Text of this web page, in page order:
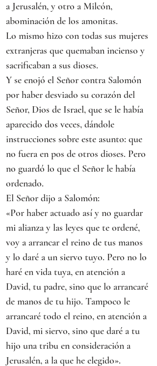
a Jerusalén, y otro a Milcón,
abominación de los amonitas.
Lo mismo hizo con todas sus mujeres
extranjeras que quemaban incienso y
sacrificaban a sus dioses.
Y se enojó el Señor contra Salomón
por haber desviado su corazón del
Señor, Dios de Israel, que se le había
aparecido dos veces, dándole
instrucciones sobre este asunto: que
no fuera en pos de otros dioses. Pero
no guardó lo que el Señor le había
ordenado.
El Señor dijo a Salomón:
«Por haber actuado así y no guardar
mi alianza y las leyes que te ordené,
voy a arrancar el reino de tus manos
y lo daré a un siervo tuyo. Pero no lo
haré en vida tuya, en atención a
David, tu padre, sino que lo arrancaré
de manos de tu hijo. Tampoco le
arrancaré todo el reino, en atención a
David, mi siervo, sino que daré a tu
hijo una tribu en consideración a
Jerusalén, a la que he elegido».